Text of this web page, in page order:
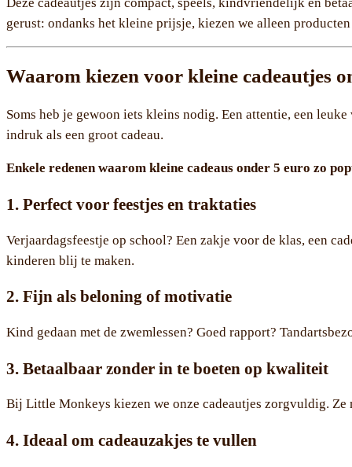
gerust: ondanks het kleine prijsje, kiezen we alleen
Waarom kiezen voor kleine cadeautjes
Soms heb je gewoon iets kleins nodig. Een attentie, een
indruk als een groot cadeau.
Enkele redenen waarom kleine cadeaus onder 5 euro zo
1. Perfect voor feestjes en traktaties
Verjaardagsfeestje op school? Een zakje voor de klas, een
kinderen blij te maken.
2. Fijn als beloning of motivatie
Kind gedaan met de zwemlessen? Goed rapport?
3. Betaalbaar zonder in te boeten op kwaliteit
Bij Little Monkeys kiezen we onze cadeautjes zorgvuldig. Ze
4. Ideaal om cadeauzakjes te vullen